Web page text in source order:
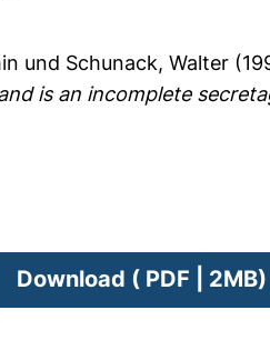
und Schunack, Walter
is an incomplete
Download ( PDF | 2MB)